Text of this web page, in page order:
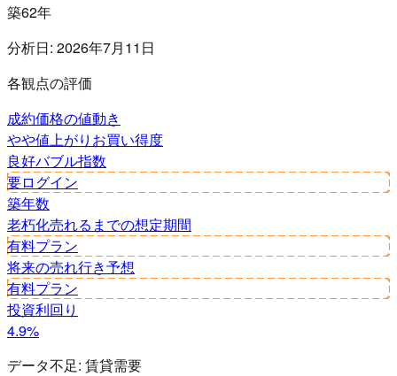
築62年
分析日: 2026年7月11日
各観点の評価
成約価格の値動き
やや値上がり お買い得度
良好バブル指数
要ログイン
築年数
老朽化売れるまでの想定期間
有料プラン
将来の売れ行き予想
有料プラン
投資利回り
4.9%
データ不足: 賃貸需要